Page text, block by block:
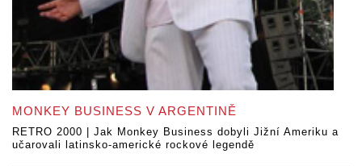
MONKEY BUSINESS V ARGENTINĚ
RETRO 2000 | Jak Monkey Business dobyli Jižní Ameriku a
učarovali latinsko-americké rockové legendě